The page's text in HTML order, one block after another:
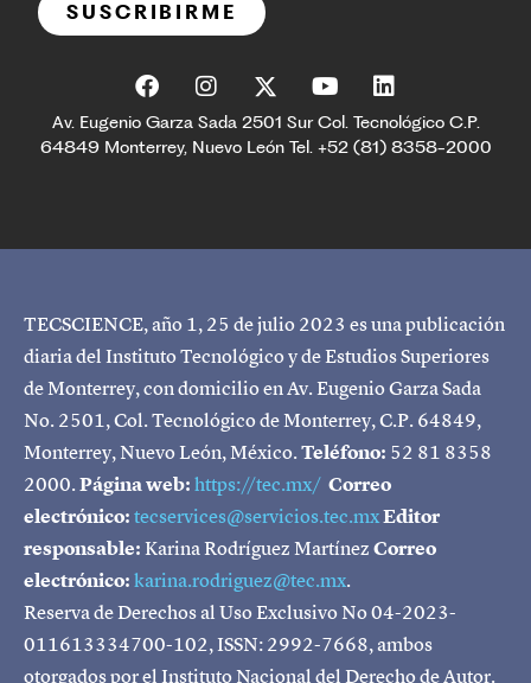
SUSCRIBIRME
Av. Eugenio Garza Sada 2501 Sur Col. Tecnológico C.P.
64849 Monterrey, Nuevo León Tel. +52 (81) 8358-2000
TECSCIENCE, año 1, 25 de julio 2023 es una publicación
diaria del Instituto Tecnológico y de Estudios Superiores
de Monterrey, con domicilio en Av. Eugenio Garza Sada
No. 2501, Col. Tecnológico de Monterrey, C.P. 64849,
Monterrey, Nuevo León, México.Teléfono: 52 81 8358
2000.Página web:https://tec.mx/ Correo
electrónico:tecservices@servicios.tec.mxEditor
responsable:Karina Rodríguez MartínezCorreo
electrónico:karina.rodriguez@tec.mx.
Reserva de Derechos al Uso Exclusivo No 04-2023-
011613334700-102, ISSN: 2992-7668, ambos
otorgados por el Instituto Nacional del Derecho de Autor.